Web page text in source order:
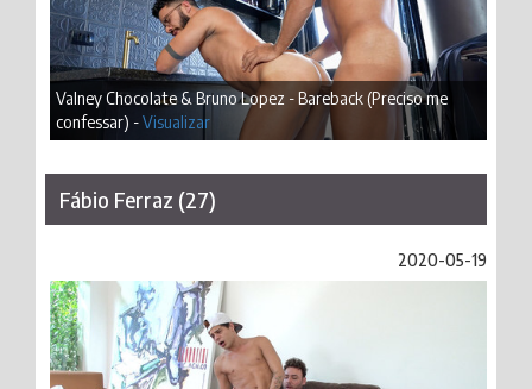
Valney Chocolate & Bruno Lopez - Bareback (Preciso me
confessar) -Visualizar
Fábio Ferraz (27)
2020-05-19